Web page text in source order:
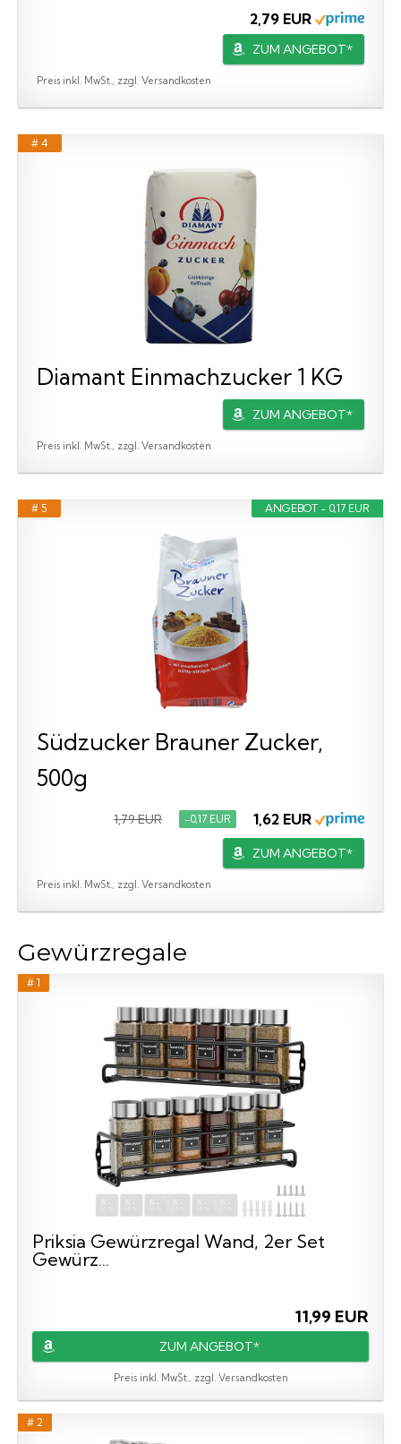
2,79 EUR
ZUM ANGEBOT*
Preis inkl. MwSt., zzgl. Versandkosten
# 4
Diamant Einmachzucker 1 KG
ZUM ANGEBOT*
Preis inkl. MwSt., zzgl. Versandkosten
ANGEBOT - 0,17 EUR
# 5
Südzucker Brauner Zucker,
500g
1,79 EUR −0,17 EUR 1,62 EUR
ZUM ANGEBOT*
Preis inkl. MwSt., zzgl. Versandkosten
Gewürzregale
# 1
Priksia Gewürzregal Wand, 2er Set
Gewürz...
11,99 EUR
ZUM ANGEBOT*
Preis inkl. MwSt., zzgl. Versandkosten
# 2